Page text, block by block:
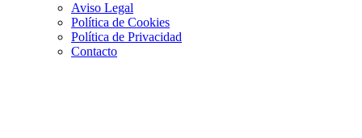
Aviso Legal
Política de Cookies
Política de Privacidad
Contacto